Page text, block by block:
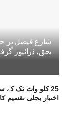
شارع فیصل پر
بحق، ڈرائیور
25 کلو واٹ تک کے
اختیار بجلی تقسیم